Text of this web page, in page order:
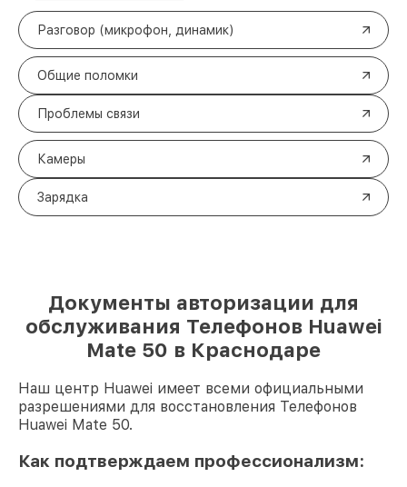
Разговор (микрофон, динамик)
Общие поломки
Проблемы связи
Камеры
Зарядка
Документы авторизации для
обслуживания Телефонов Huawei
Mate 50 в Краснодаре
Наш центр Huawei имеет всеми официальными
разрешениями для восстановления Телефонов
Huawei Mate 50.
Как подтверждаем профессионализм: